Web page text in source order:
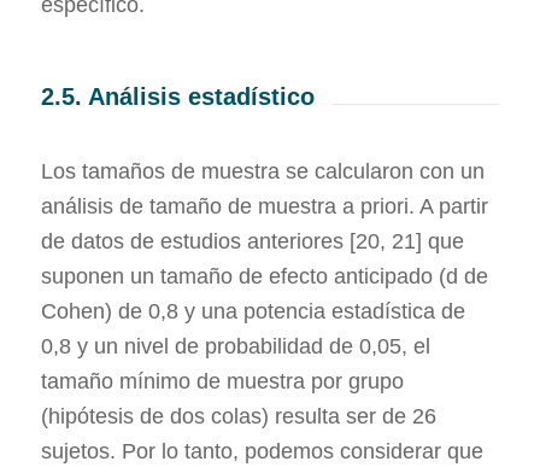
2.5. Análisis estadístico
Los tamaños de muestra se calcularon con un
análisis de tamaño de muestra a priori. A partir
de datos de estudios anteriores [20, 21] que
suponen un tamaño de efecto anticipado (d de
Cohen) de 0,8 y una potencia estadística de
0,8 y un nivel de probabilidad de 0,05, el
tamaño mínimo de muestra por grupo
(hipótesis de dos colas) resulta ser de 26
sujetos. Por lo tanto, podemos considerar que